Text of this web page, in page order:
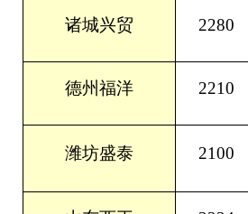
诸城兴贸 2280
德州福洋 2210
潍坊盛泰 2100